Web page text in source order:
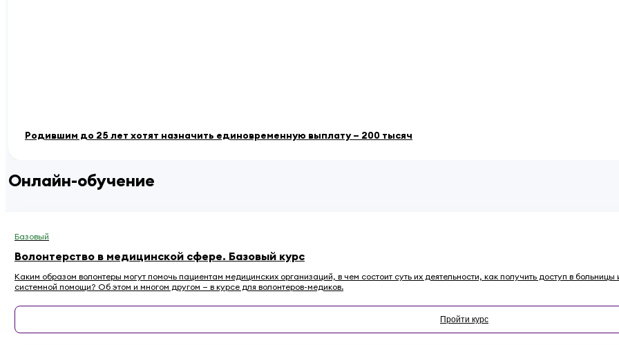
Родившим до 25 лет хотят назначить единовременную выплату – 200 тысяч
Онлайн-обучение
Базовый
Волонтерство в медицинской сфере. Базовый курс
Каким образом волонтеры могут помочь пациентам медицинских организаций, в чем состоит суть их деятельности, как получить доступ в
системной помощи? Об этом и многом другом — в курсе для волонтеров-медиков.
Пройти курс